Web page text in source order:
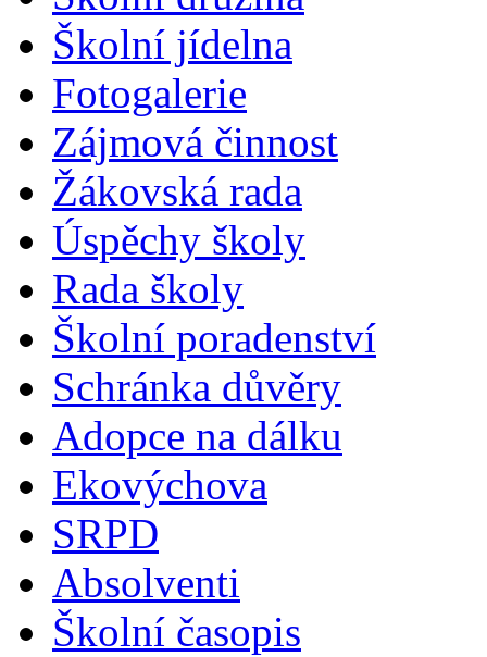
Školní jídelna
Fotogalerie
Zájmová činnost
Žákovská rada
Úspěchy školy
Rada školy
Školní poradenství
Schránka důvěry
Adopce na dálku
Ekovýchova
SRPD
Absolventi
Školní časopis